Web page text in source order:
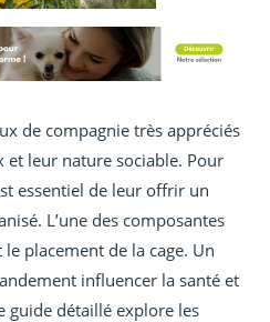
de compagnie très appréciés
leur nature sociable. Pour
essentiel de leur offrir un
L’une des composantes
placement de la cage. Un
influencer la santé et
guide détaillé explore les